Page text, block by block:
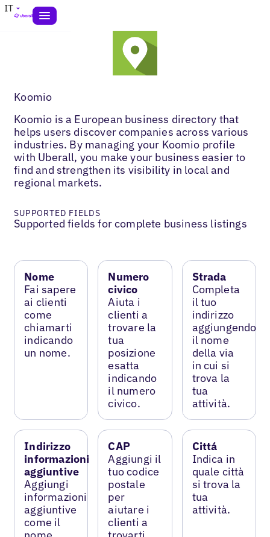
IT
Koomio
Koomio is a European business directory that
helps users discover companies across various
industries. By managing your Koomio profile
with Uberall, you make your business easier to
find and strengthen its visibility in local and
regional markets.
SUPPORTED FIELDS
Supported fields for complete business listings
Nome
Fai sapere
ai clienti
come
chiamarti
indicando
un nome.
Numero
civico
Aiuta i
clienti a
trovare la
tua
posizione
esatta
indicando
il numero
civico.
Strada
Completa
il tuo
indirizzo
aggiungendo
il nome
della via
in cui si
trova la
tua
attività.
Indirizzo
informazioni
aggiuntive
Aggiungi
informazioni
aggiuntive
come il
CAP
Aggiungi il
tuo codice
postale
per
aiutare i
clienti a
Cittá
Indica in
quale città
si trova la
tua
attività.